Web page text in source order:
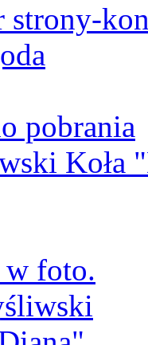
strony-
pobrania
Koła
w foto.